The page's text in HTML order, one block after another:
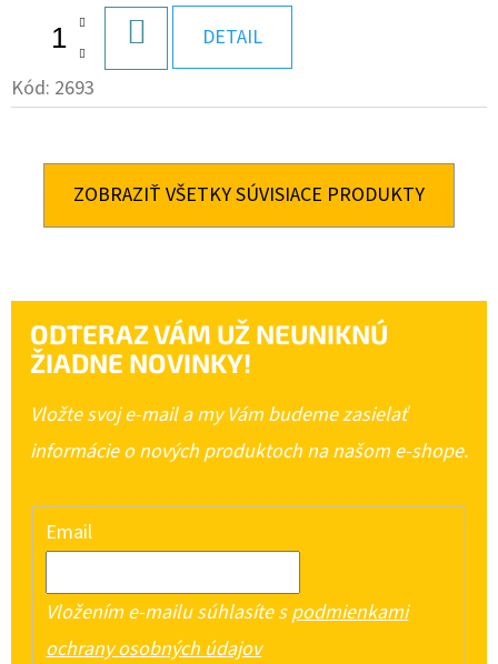
KOŠÍKA
DETAIL
Kód: 2693
ZOBRAZIŤ VŠETKY SÚVISIACE PRODUKTY
ODTERAZ VÁM UŽ NEUNIKNÚ
ŽIADNE NOVINKY!
Vložte svoj e-mail a my Vám budeme zasielať
informácie o nových produktoch na našom e-shope.
Email
Vložením e-mailu súhlasíte spodmienkami
ochrany osobných údajov